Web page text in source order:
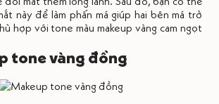
này để làm phấn má giúp hai bên má trở
hợp với tone màu makeup vàng cam ngọt
tone vàng đồng